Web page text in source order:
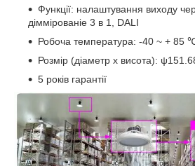
Функції: налаштування виходу
діммірованіе 3 в 1, DALI
Робоча температура: -40 ~ + 85
Розмір (діаметр х висота):
5 років гарантії